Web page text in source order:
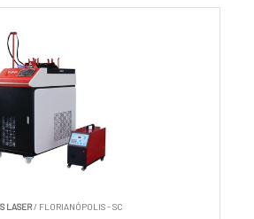
LASER/ FLORIANÓPOLIS - SC